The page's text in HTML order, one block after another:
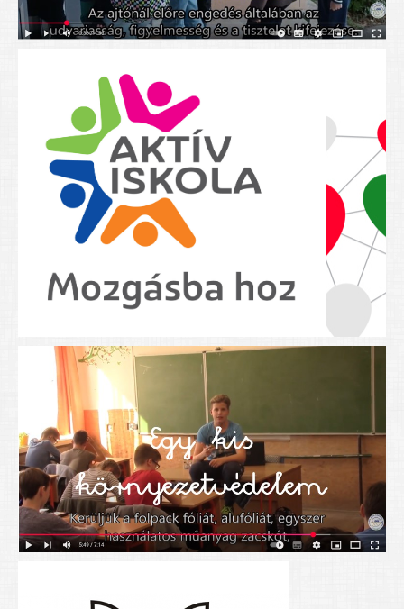
Diákigazolvány igénylése
Mindennapos testnevelés
Tartós tankönyvek
Nyolcadikosainknak
Kréta szülői segédlet
Felsős taneszközlista
BEISKOLÁZÁS 2026